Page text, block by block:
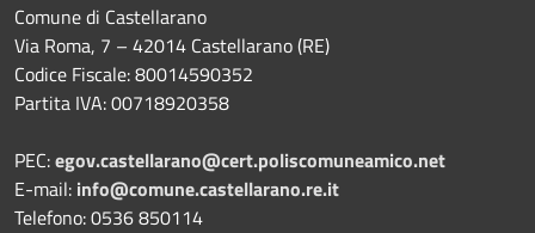
Comune di Castellarano
Via Roma, 7 – 42014 Castellarano (RE)
Codice Fiscale: 80014590352
Partita IVA: 00718920358
PEC:egov.castellarano@cert.poliscomuneamico.net
E-mail: info@comune.castellarano.re.it
Telefono: 0536 850114